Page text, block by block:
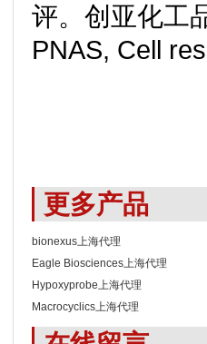
评。创亚化工
PNAS, Cell
更多产品
bionexus上海代理
Eagle Biosciences上海代理
Hypoxyprobe上海代理
Macrocyclics上海代理